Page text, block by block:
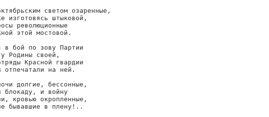
светом озаренные,
изготовясь штыковой,
революционные
этой мостовой.
в бой по зову Партии
Родины своей,
Красной гвардии
отпечатали на ней.
долгие, бессонные,
блокаду, и войну
кровью окропленные,
бывавшие в плену!..